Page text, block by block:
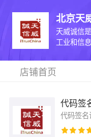
北京天
天威诚信
工业和信
店铺首页
代码签